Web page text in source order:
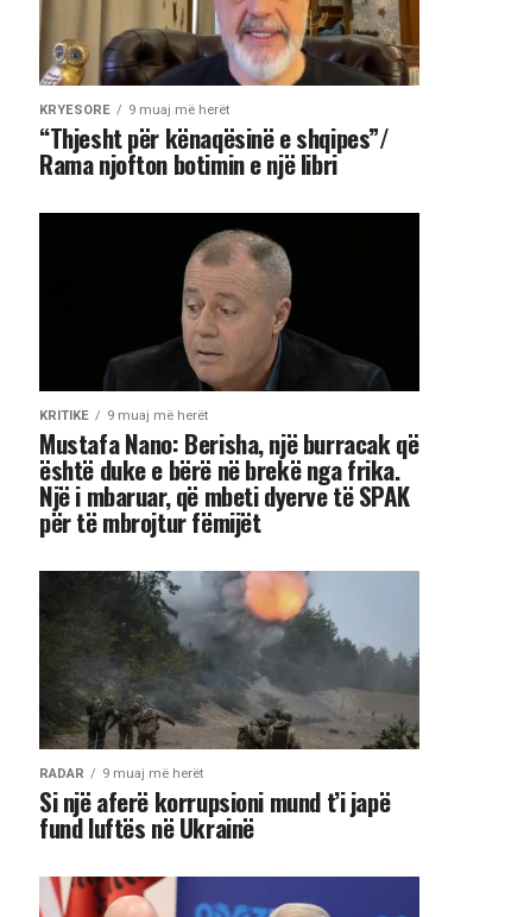
KRYESORE 9 muaj më herët
“Thjesht për kënaqësinë e shqipes”/
Rama njofton botimin e një libri
KRITIKE 9 muaj më herët
Mustafa Nano: Berisha, një burracak që
është duke e bërë në brekë nga frika.
Një i mbaruar, që mbeti dyerve të SPAK
për të mbrojtur fëmijët
RADAR 9 muaj më herët
Si një aferë korrupsioni mund t’i japë
fund luftës në Ukrainë